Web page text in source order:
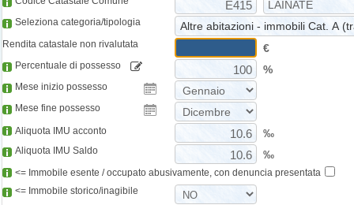
Seleziona categoria/tipologia
Rendita catastale non rivalutata
€
Percentuale di possesso %
Mese inizio possesso
Mese fine possesso
Aliquota IMU acconto ‰
Aliquota IMU Saldo ‰
<= Immobile esente / occupato abusivamente, con denuncia presentata
<= Immobile storico/inagibile